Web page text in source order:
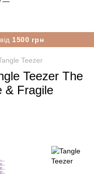
1500 грн
Teezer
Teezer The
& Fragile